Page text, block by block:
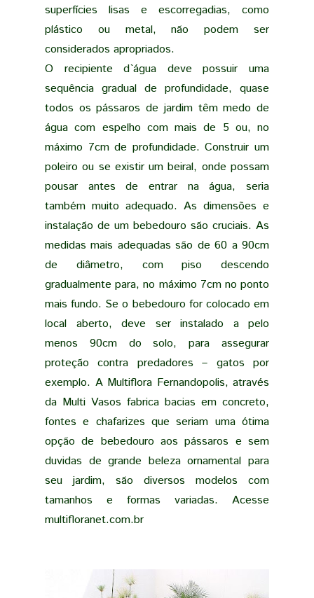
superfícies lisas e escorregadias, como
plástico ou metal, não podem ser
considerados apropriados.
O recipiente d`água deve possuir uma
sequência gradual de profundidade, quase
todos os pássaros de jardim têm medo de
água com espelho com mais de 5 ou, no
máximo 7cm de profundidade. Construir um
poleiro ou se existir um beiral, onde possam
pousar antes de entrar na água, seria
também muito adequado. As dimensões e
instalação de um bebedouro são cruciais. As
medidas mais adequadas são de 60 a 90cm
de diâmetro, com piso descendo
gradualmente para, no máximo 7cm no ponto
mais fundo. Se o bebedouro for colocado em
local aberto, deve ser instalado a pelo
menos 90cm do solo, para assegurar
proteção contra predadores – gatos por
exemplo. A Multiflora Fernandopolis, através
da Multi Vasos fabrica bacias em concreto,
fontes e chafarizes que seriam uma ótima
opção de bebedouro aos pássaros e sem
duvidas de grande beleza ornamental para
seu jardim, são diversos modelos com
tamanhos e formas variadas. Acesse
multifloranet.com.br